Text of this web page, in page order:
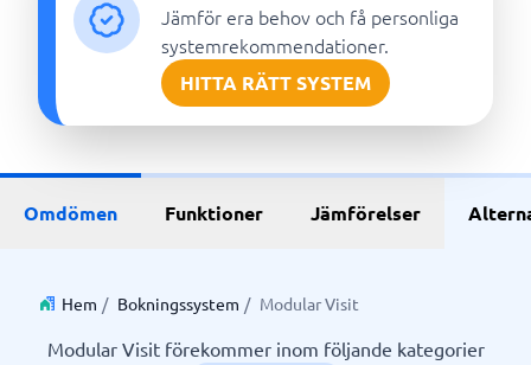
Jämför era behov och få personliga
systemrekommendationer.
HITTA RÄTT SYSTEM
Omdömen Funktioner Jämförelser
Hem / Bokningssystem / Modular Visit
Modular Visit förekommer inom följande kategorier